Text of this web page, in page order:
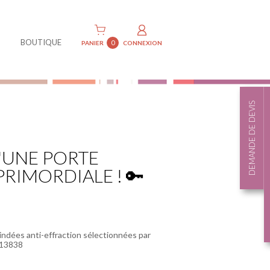
BOUTIQUE PANIER 0 CONNEXION
PORTE
! 🔑
anti-effraction sélectionnées par
DEMANDE DE DEVIS